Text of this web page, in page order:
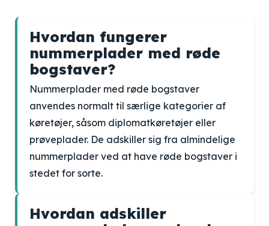
Hvordan fungerer
nummerplader med røde
bogstaver?
Nummerplader med røde bogstaver
anvendes normalt til særlige kategorier af
køretøjer, såsom diplomatkøretøjer eller
prøveplader. De adskiller sig fra almindelige
nummerplader ved at have røde bogstaver i
stedet for sorte.
Hvordan adskiller